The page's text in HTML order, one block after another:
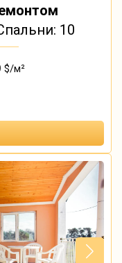
10
$/м²